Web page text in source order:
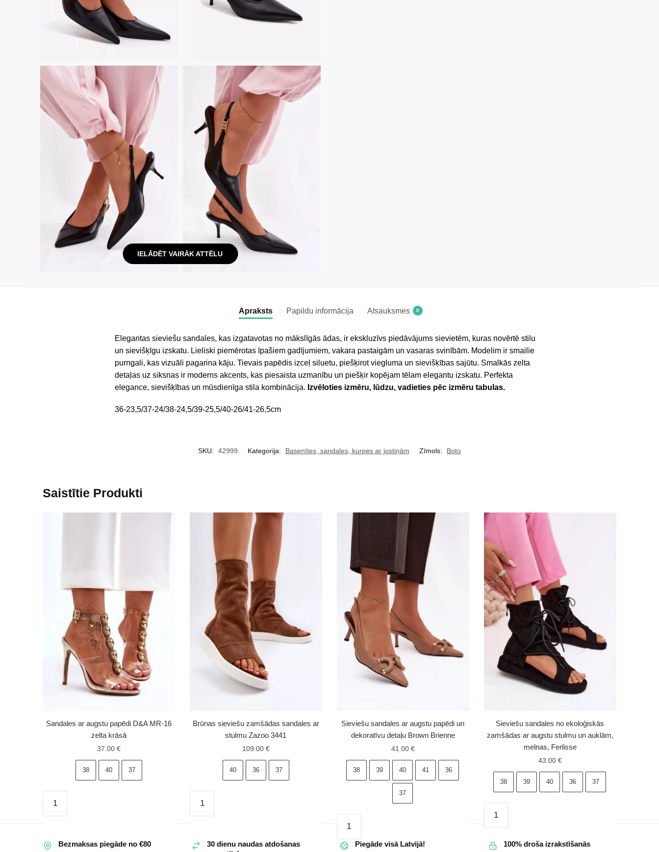
IELĀDĒT VAIRĀK ATTĒLU
Apraksts Papildu informācija Atsauksmes 0
Elegantas sieviešu sandales, kas izgatavotas no mākslīgās ādas, ir ekskluzīvs piedāvājums sievietēm, kuras novērtē stilu
un sievišķīgu izskatu. Lieliski piemērotas īpašiem gadījumiem, vakara pastaigām un vasaras svinībām. Modelim ir smailie
purngali, kas vizuāli pagarina kāju. Tievais papēdis izceļ siluetu, piešķirot viegluma un sievišķības sajūtu. Smalkās zelta
detaļas uz siksnas ir moderns akcents, kas piesaista uzmanību un piešķir kopējam tēlam elegantu izskatu. Perfekta
elegance, sievišķības un mūsdienīga stila kombinācija. Izvēloties izmēru, lūdzu, vadieties pēc izmēru tabulas.
36-23,5/37-24/38-24,5/39-25,5/40-26/41-26,5cm
SKU: 42999 Kategorija: Basenītes, sandales, kurpes ar jostiņām Zīmols: Boto
Saistītie Produkti
Sandales ar augstu papēdi D&A MR-16
zelta krāsā
37.00 €
38 40 37
D&A
Brūnas sieviešu zamšādas sandales ar
stulmu Zazoo 3441
109.00 €
40 36 37
sieviešu
ar
Sieviešu sandales ar augstu papēdi un
dekoratīvu detaļu Brown Brienne
41.00 €
38 39 40 41 36
37
sandales
ar
Sieviešu sandales no ekoloģiskās
zamšādas ar augstu stulmu un auklām,
melnas, Ferlisse
43.00 €
38 39 40 36 37
sandales
ekoloģiskās
Bezmaksas piegāde no €80
30 dienu naudas atdošanas
Piegāde visā Latvijā! 100% droša izrakstīšanās